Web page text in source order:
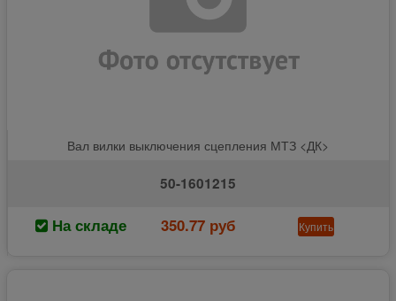
Вал вилки выключения сцепления МТЗ <ДК>
50-1601215
На складе 350.77 руб Купить